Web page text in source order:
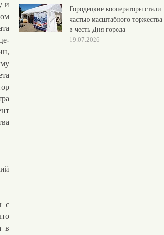
и
с
в
Городецкие кооператоры стали
частью масштабного торжества
в честь Дня города
19.07.2026